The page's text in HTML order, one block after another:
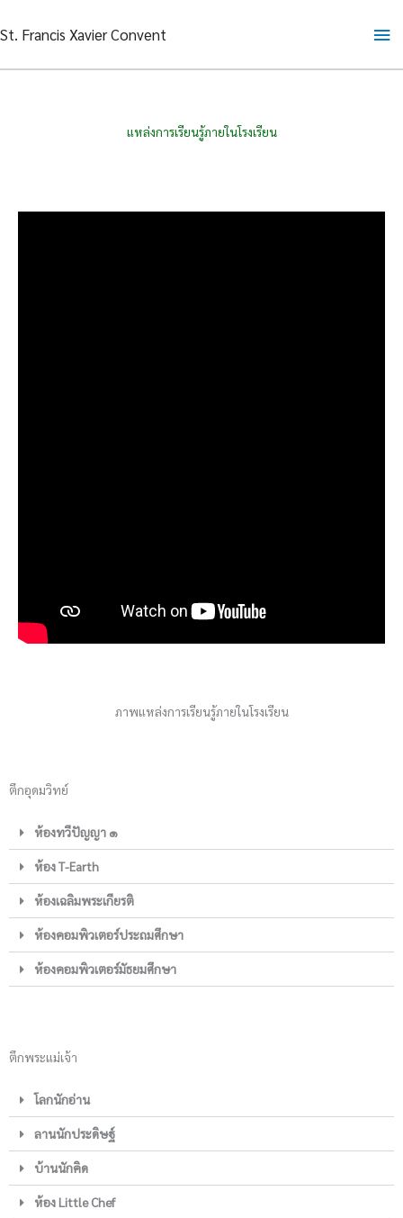
to
St. Francis Xavier Convent
แหล่งการเรียนรู้ภายในโรงเรียน
ภาพแหล่งการเรียนรู้ภายในโรงเรียน
ตึกอุดมวิทย์
ห้องทวีปัญญา ๑
ห้อง T-Earth
ห้องเฉลิมพระเกียรติ
ห้องคอมพิวเตอร์ประถมศึกษา
ห้องคอมพิวเตอร์มัธยมศึกษา
ตึกพระแม่เจ้า
โลกนักอ่าน
ลานนักประดิษฐ์
บ้านนักคิด
ห้อง Little Chef